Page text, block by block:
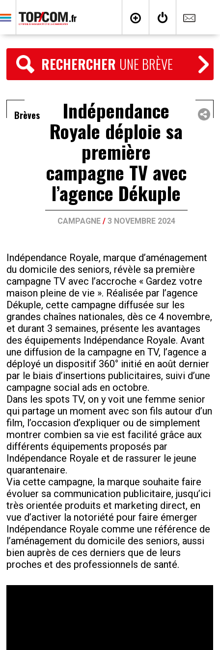
RECHERCHER UNE BRÈVE
Brèves Indépendance
Royale déploie sa
première
campagne TV avec
l’agence Dékuple
CAMPAGNE/ 3 NOVEMBRE 2024
Indépendance Royale, marque d’aménagement
du domicile des seniors, révèle sa première
campagne TV avec l’accroche « Gardez votre
maison pleine de vie ». Réalisée par l’agence
Dékuple, cette campagne diffusée sur les
grandes chaînes nationales, dès ce 4 novembre,
et durant 3 semaines, présente les avantages
des équipements Indépendance Royale. Avant
une diffusion de la campagne en TV, l’agence a
déployé un dispositif 360° initié en août dernier
par le biais d’insertions publicitaires, suivi d’une
campagne social ads en octobre.
Dans les spots TV, on y voit une femme senior
qui partage un moment avec son fils autour d’un
film, l’occasion d’expliquer ou de simplement
montrer combien sa vie est facilité grâce aux
différents équipements proposés par
Indépendance Royale et de rassurer le jeune
quarantenaire.
Via cette campagne, la marque souhaite faire
évoluer sa communication publicitaire, jusqu’ici
très orientée produits et marketing direct, en
vue d’activer la notoriété pour faire émerger
Indépendance Royale comme une référence de
l’aménagement du domicile des seniors, aussi
bien auprès de ces derniers que de leurs
proches et des professionnels de santé.